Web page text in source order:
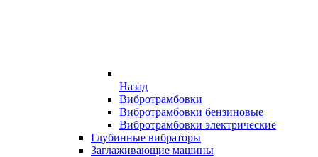
Назад
Вибротрамбовки
Вибротрамбовки бензиновые
Вибротрамбовки электрические
Глубинные вибраторы
Заглаживающие машины